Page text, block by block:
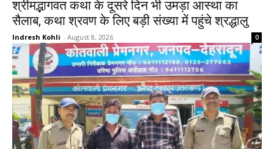
श्रीमद्भागवत कथा के दूसरे दिन भी उमड़ा आस्था का
सैलाब, कथा श्रवण के लिए बड़ी संख्या में पहुंचे श्रद्धालु
Indresh Kohli - August 8, 2026 0